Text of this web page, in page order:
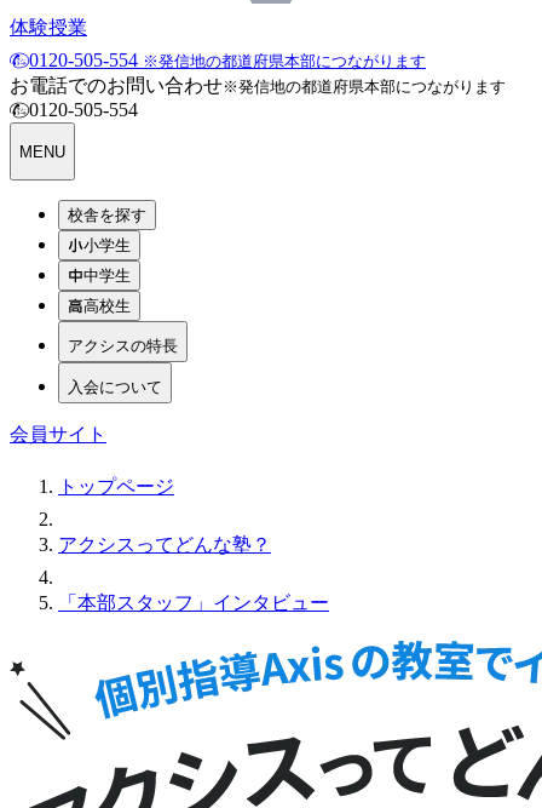
体験授業
0120-505-554 ※発信地の都道府県本部につながります
お電話でのお問い合わせ※発信地の都道府県本部につながります
0120-505-554
MENU
校舎を探す
小学生
中学生
高校生
アクシスの特長
入会について
会員サイト
トップページ
アクシスってどんな塾？
「本部スタッフ」インタビュー